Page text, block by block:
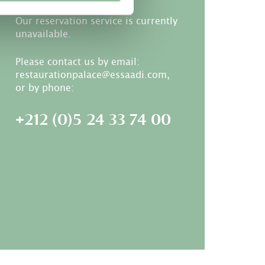
Our reservation service is currently
unavailable.
Please contact us by email:
restaurationpalace@essaadi.com,
or by phone:
+212 (0)5 24 33 74 00